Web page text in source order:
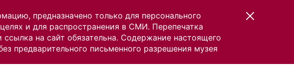
предназначено только для персонального
и для распространения в СМИ. Перепечатка
на сайт обязательна. Содержание настоящего
предварительного письменного разрешения музея